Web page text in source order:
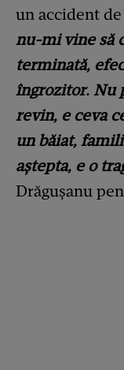
un accident
nu-mi vine să
terminată,
îngrozitor. Nu
revin, e ceva
un băiat,
aștepta, e o
Drăgușanu